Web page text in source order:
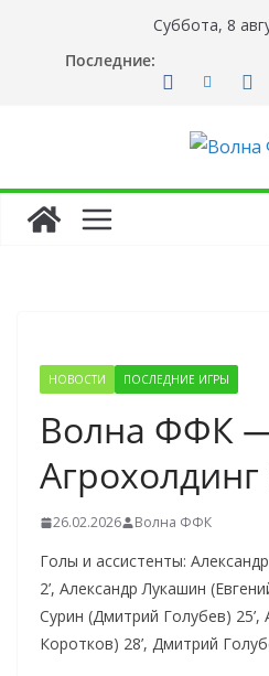
содержимому
Суббота, 8
Последние:
НОВОСТИ ПОСЛЕДНИЕ ИГРЫ
Волна ФФК
Агрохолдинг
26.02.2026 Волна ФФК
Голы и ассистенты:
2’, Александр Лукашин
Сурин (Дмитрий Голубев)
Коротков) 28’, Дмитрий